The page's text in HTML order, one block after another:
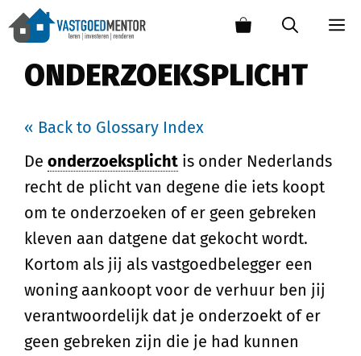
ONDERZOEKSPLICHT
« Back to Glossary Index
De onderzoeksplicht is onder Nederlands
recht de plicht van degene die iets koopt
om te onderzoeken of er geen gebreken
kleven aan datgene dat gekocht wordt.
Kortom als jij als vastgoedbelegger een
woning aankoopt voor de verhuur ben jij
verantwoordelijk dat je onderzoekt of er
geen gebreken zijn die je had kunnen